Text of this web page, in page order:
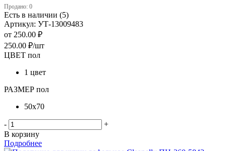
Продано: 0
Есть в наличии (5)
Артикул: УТ-13009483
от 250.00 ₽
250.00 ₽/шт
ЦВЕТ пол
1 цвет
РАЗМЕР пол
50х70
-
+
В корзину
Подробнее